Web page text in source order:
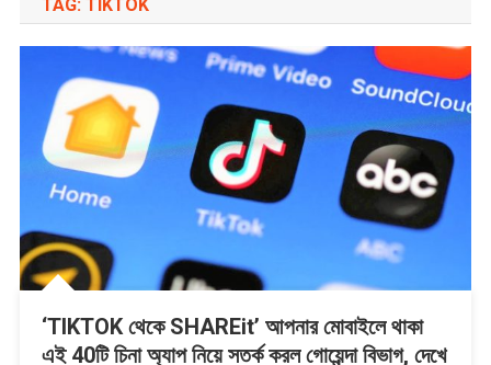
TAG: TIKTOK
‘TIKTOK থেকে SHAREit’ আপনার মোবাইলে থাকা
এই 40টি চিনা অ্যাপ নিয়ে সতর্ক করল গোয়েন্দা বিভাগ, দেখে